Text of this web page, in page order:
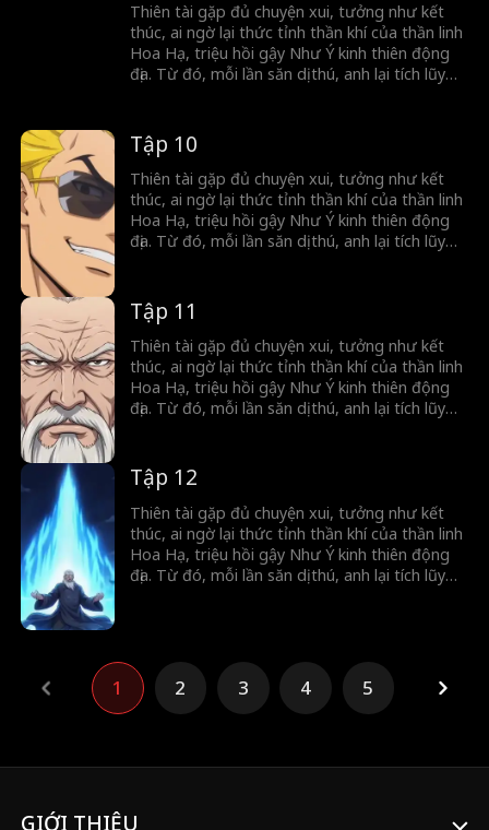
Thiên tài gặp đủ chuyện xui, tưởng như kết
thúc, ai ngờ lại thức tỉnh thần khí của thần linh
Hoa Hạ, triệu hồi gậy Như Ý kinh thiên động
địa. Từ đó, mỗi lần săn dị thú, anh lại tích lũy
chính thức bắt đầu.
Tập 10
Thiên tài gặp đủ chuyện xui, tưởng như kết
thúc, ai ngờ lại thức tỉnh thần khí của thần linh
Hoa Hạ, triệu hồi gậy Như Ý kinh thiên động
địa. Từ đó, mỗi lần săn dị thú, anh lại tích lũy
chính thức bắt đầu.
Tập 11
Thiên tài gặp đủ chuyện xui, tưởng như kết
thúc, ai ngờ lại thức tỉnh thần khí của thần linh
Hoa Hạ, triệu hồi gậy Như Ý kinh thiên động
địa. Từ đó, mỗi lần săn dị thú, anh lại tích lũy
chính thức bắt đầu.
Tập 12
Thiên tài gặp đủ chuyện xui, tưởng như kết
thúc, ai ngờ lại thức tỉnh thần khí của thần linh
Hoa Hạ, triệu hồi gậy Như Ý kinh thiên động
địa. Từ đó, mỗi lần săn dị thú, anh lại tích lũy
1 2 3 4 5
GIỚI THIỆU